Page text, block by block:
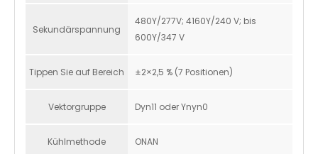
Sekundärspannung
480Y/277V; 4160Y/240 V; bis
600Y/347 V
Tippen Sie auf Bereich ±2×2,5 % (7 Positionen)
Vektorgruppe Dyn11 oder Ynyn0
Kühlmethode ONAN